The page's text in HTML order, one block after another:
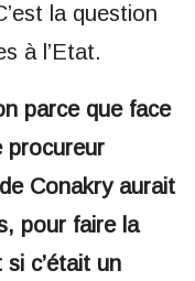
la question
à l’Etat.
parce que face
procureur
Conakry aurait
pour faire la
c’était un